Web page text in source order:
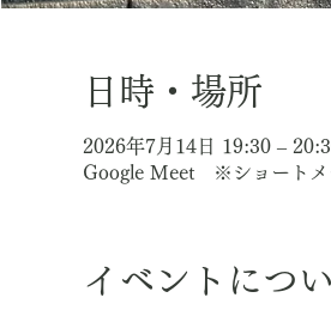
日時・場所
2026年7月14日 19:30 –
Google Meet ※ショートメ
イベントにつ